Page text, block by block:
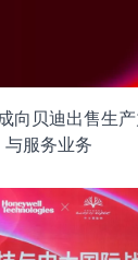
向贝迪出售生
与服务业务